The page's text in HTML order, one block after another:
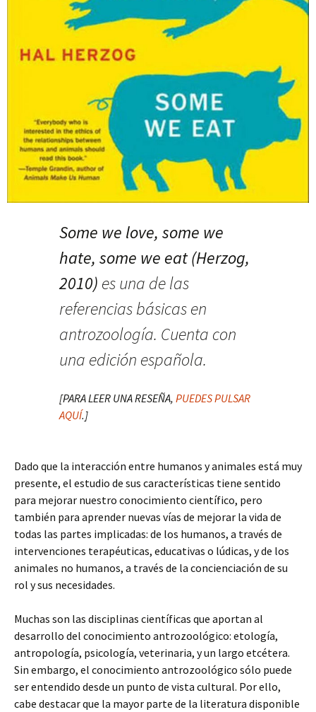
Some we love, some we
hate, some we eat (Herzog,
2010) es una de las
referencias básicas en
antrozoología. Cuenta con
una edición española.
[PARA LEER UNA RESEÑA,PUEDES PULSAR
AQUÍ.]
Dado que la interacción entre humanos y animales está muy
presente, el estudio de sus características tiene sentido
para mejorar nuestro conocimiento científico, pero
también para aprender nuevas vías de mejorar la vida de
todas las partes implicadas: de los humanos, a través de
intervenciones terapéuticas, educativas o lúdicas, y de los
animales no humanos, a través de la concienciación de su
rol y sus necesidades.
Muchas son las disciplinas científicas que aportan al
desarrollo del conocimiento antrozoológico: etología,
antropología, psicología, veterinaria, y un largo etcétera.
Sin embargo, el conocimiento antrozoológico sólo puede
ser entendido desde un punto de vista cultural. Por ello,
cabe destacar que la mayor parte de la literatura disponible